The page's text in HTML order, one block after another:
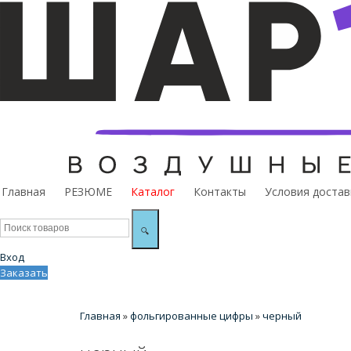
Главная РЕЗЮМЕ Каталог Контакты Условия
🔍
Вход
Заказать
Главная »фольгированные цифры »черный